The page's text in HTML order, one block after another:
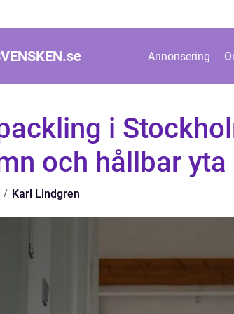
se Annonsering
i
och hållbar yta
Karl Lindgren